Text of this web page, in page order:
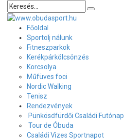
Főoldal
Sportolj nálunk
Fitneszparkok
Kerékpárkölcsönzés
Korcsolya
Műfüves foci
Nordic Walking
Tenisz
Rendezvények
Pünkösdfürdői Családi Futónap
Tour de Óbuda
Családi Vizes Sportnapot